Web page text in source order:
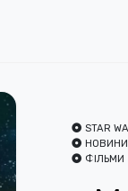
STAR
НОВИНИ
ФІЛЬМИ